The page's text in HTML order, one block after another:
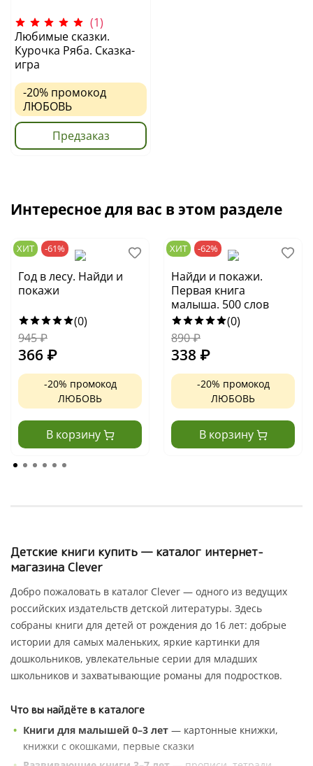
(1)
Любимые сказки.
Курочка Ряба. Сказка-
игра
-20% промокод
ЛЮБОВЬ
Предзаказ
Интересное для вас в этом разделе
ХИТ -61%
Год в лесу. Найди и
покажи
(0)
945₽
366 ₽
-20% промокод
ЛЮБОВЬ
В корзину
ХИТ -62%
Найди и покажи.
Первая книга
малыша. 500 слов
(0)
890₽
338 ₽
-20% промокод
ЛЮБОВЬ
В корзину
Детские книги купить — каталог интернет-
магазина Clever
Добро пожаловать в каталог Clever — одного из ведущих
российских издательств детской литературы. Здесь
собраны книги для детей от рождения до 16 лет: добрые
истории для самых маленьких, яркие картинки для
дошкольников, увлекательные серии для младших
школьников и захватывающие романы для подростков.
Что вы найдёте в каталоге
Книги для малышей 0–3 лет — картонные книжки,
книжки с окошками, первые сказки